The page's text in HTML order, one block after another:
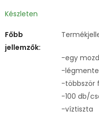
Készleten
Főbb
jellemzők:
-egy
-
-többször
-100 db/
-víztiszta